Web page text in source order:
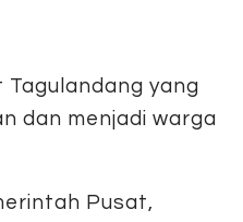
yang
dan menjadi warga
Pusat,